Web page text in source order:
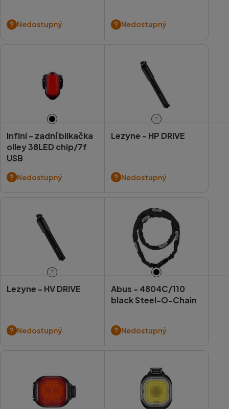
Nedostupný Nedostupný
Infini - zadní blikačka
olley 38LED chip/7f
USB
Nedostupný
?
Lezyne - HP DRIVE
Nedostupný
?
Lezyne - HV DRIVE
Nedostupný
Abus - 4804C/110
black Steel-O-Chain
Nedostupný